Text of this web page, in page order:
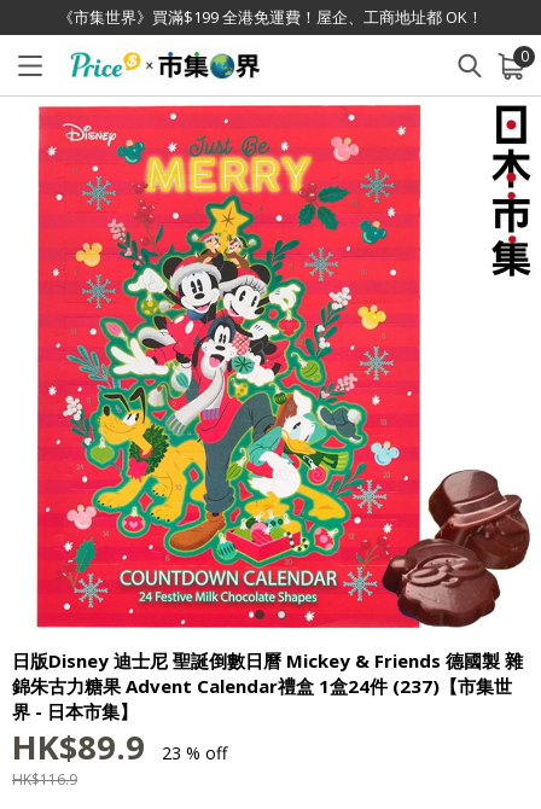
《市集世界》買滿$199 全港免運費！屋企、工商地址都 OK！
0
已加入購物車 查看
日版Disney 迪士尼 聖誕倒數日曆 Mickey & Friends 德國製 雜
錦朱古力糖果 Advent Calendar禮盒 1盒24件 (237)【市集世
界 - 日本市集】
HK$89.9 23 % off
HK$116.9